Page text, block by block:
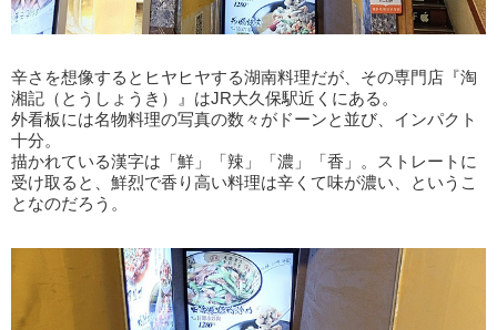
辛さを想像するとヒヤヒヤする湖南料理だが、その専門店『淘
湘記（とうしょうき）』はJR大久保駅近くにある。
外看板には名物料理の写真の数々がドーンと並び、インパクト
十分。
描かれている漢字は「鮮」「辣」「濃」「香」。ストレートに
受け取ると、鮮烈で香り高い料理は辛くて味が濃い、というこ
となのだろう。